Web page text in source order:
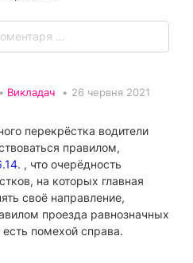
Викладач • 26 червня 2021
перекрёстка водители
правилом,
, что очерёдность
на которых главная
своё направление,
проезда равнозначных
помехой справа.